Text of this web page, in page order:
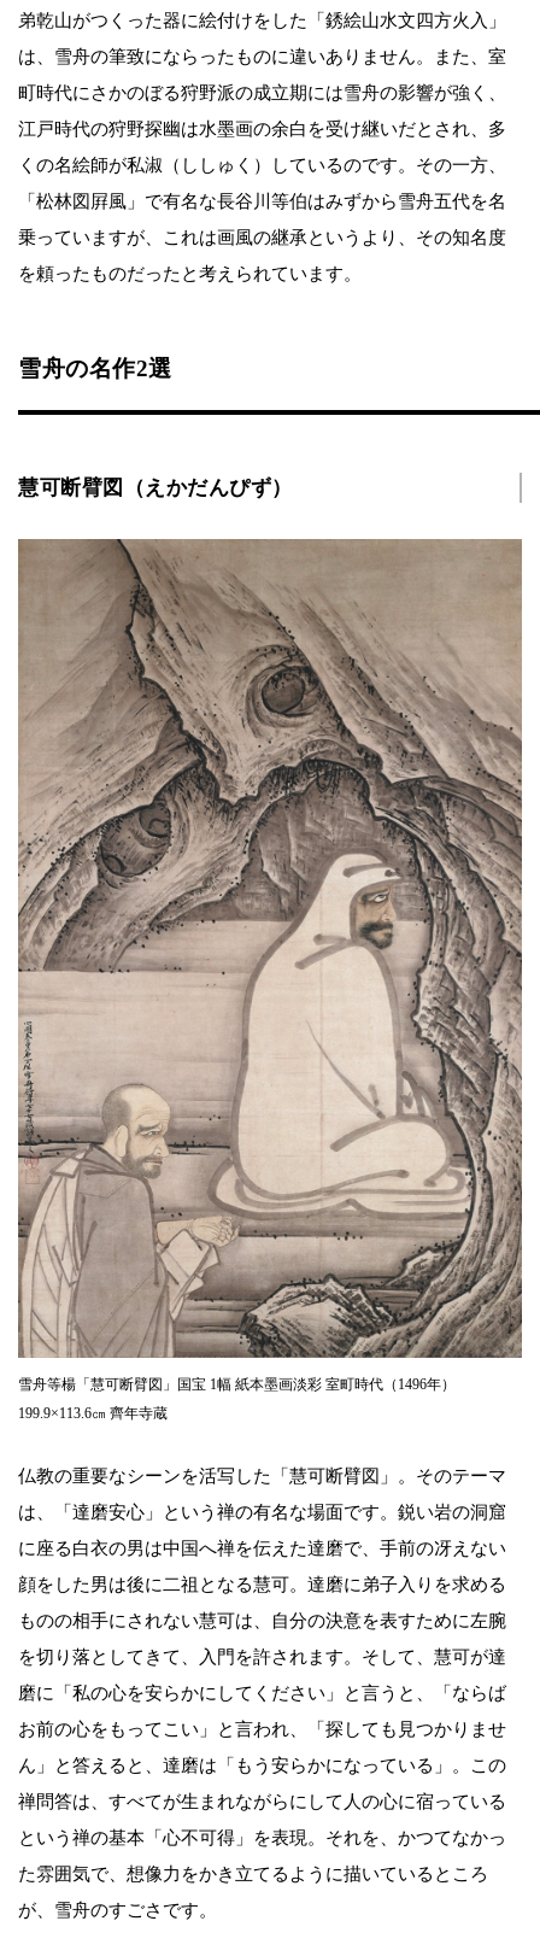
弟乾山がつくった器に絵付けをした「銹絵山水文四方火入」
は、雪舟の筆致にならったものに違いありません。また、室
町時代にさかのぼる狩野派の成立期には雪舟の影響が強く、
江戸時代の狩野探幽は水墨画の余白を受け継いだとされ、多
くの名絵師が私淑（ししゅく）しているのです。その一方、
「松林図屛風」で有名な長谷川等伯はみずから雪舟五代を名
乗っていますが、これは画風の継承というより、その知名度
を頼ったものだったと考えられています。
雪舟の名作2選
慧可断臂図（えかだんぴず）
雪舟等楊「慧可断臂図」国宝 1幅 紙本墨画淡彩 室町時代（1496年）
199.9×113.6㎝ 齊年寺蔵
仏教の重要なシーンを活写した「慧可断臂図」。そのテーマ
は、「達磨安心」という禅の有名な場面です。鋭い岩の洞窟
に座る白衣の男は中国へ禅を伝えた達磨で、手前の冴えない
顔をした男は後に二祖となる慧可。達磨に弟子入りを求める
ものの相手にされない慧可は、自分の決意を表すために左腕
を切り落としてきて、入門を許されます。そして、慧可が達
磨に「私の心を安らかにしてください」と言うと、「ならば
お前の心をもってこい」と言われ、「探しても見つかりませ
ん」と答えると、達磨は「もう安らかになっている」。この
禅問答は、すべてが生まれながらにして人の心に宿っている
という禅の基本「心不可得」を表現。それを、かつてなかっ
た雰囲気で、想像力をかき立てるように描いているところ
が、雪舟のすごさです。